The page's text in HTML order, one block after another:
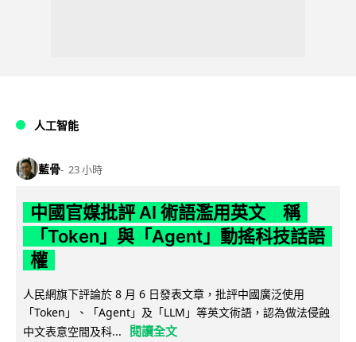
人工智能
藍骨 23 小時
中國官媒批評 AI 術語濫用英文 稱
「Token」與「Agent」動搖科技話語
權
人民網旗下評論於 8 月 6 日發表文章，批評中國廣泛使用
「Token」、「Agent」及「LLM」等英文術語，認為做法侵蝕
中文表意空間及科...
閱讀全文